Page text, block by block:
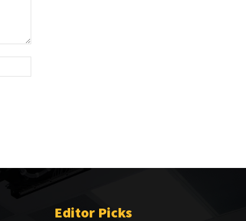
Editor Picks